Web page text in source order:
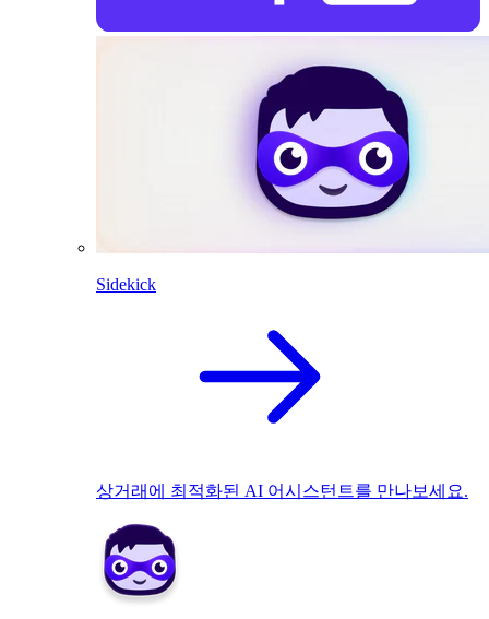
Sidekick
상거래에 최적화된 AI 어시스턴트를 만나보세요.